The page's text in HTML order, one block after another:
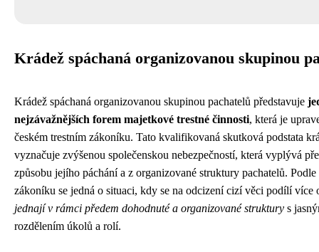
Krádež spáchaná organizovanou skupinou
Krádež spáchaná organizovanou skupinou pachatelů představuje
nejzávažnějších forem majetkové trestné činnosti, která je
českém trestním zákoníku. Tato kvalifikovaná skutková podstata
vyznačuje zvýšenou společenskou nebezpečností, která vyplývá
způsobu jejího páchání a z organizované struktury pachatelů. Podle
zákoníku se jedná o situaci, kdy se na odcizení cizí věci podílí více
jednají v rámci předem dohodnuté a organizované struktury s
rozdělením úkolů a rolí.